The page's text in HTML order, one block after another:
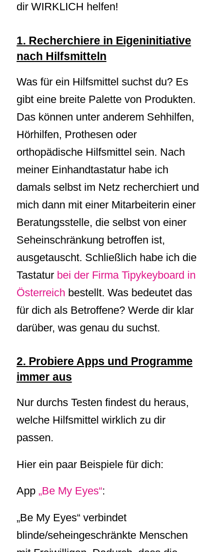
dir WIRKLICH helfen!
1. Recherchiere in Eigeninitiative
nach Hilfsmitteln
Was für ein Hilfsmittel suchst du? Es
gibt eine breite Palette von Produkten.
Das können unter anderem Sehhilfen,
Hörhilfen, Prothesen oder
orthopädische Hilfsmittel sein. Nach
meiner Einhandtastatur habe ich
damals selbst im Netz recherchiert und
mich dann mit einer Mitarbeiterin einer
Beratungsstelle, die selbst von einer
Seheinschränkung betroffen ist,
ausgetauscht. Schließlich habe ich die
Tastatur bei der Firma Tipykeyboard in
Österreich bestellt. Was bedeutet das
für dich als Betroffene? Werde dir klar
darüber, was genau du suchst.
2. Probiere Apps und Programme
immer aus
Nur durchs Testen findest du heraus,
welche Hilfsmittel wirklich zu dir
passen.
Hier ein paar Beispiele für dich:
App „Be My Eyes“:
„Be My Eyes“ verbindet
blinde/seheingeschränkte Menschen